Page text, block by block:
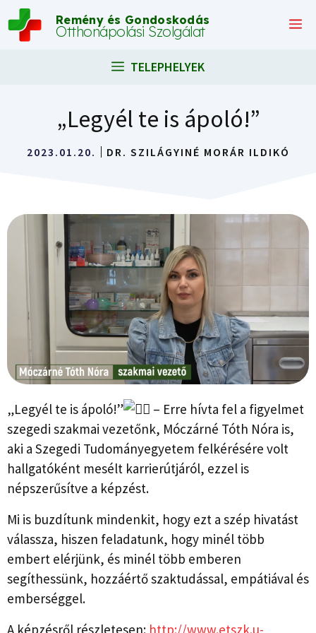
Kilépés
Remény és Gondoskodás
Otthonápolási Szolgálat
TELEPHELYEK
„Legyél te is ápoló!”
2023.01.20. DR. SZILÁGYINÉ MORÁR ILDIKÓ
„Legyél te is ápoló!”
– Erre hívta fel a figyelmet
szegedi szakmai vezetőnk, Móczárné Tóth Nóra is,
aki a Szegedi Tudományegyetem felkérésére volt
hallgatóként mesélt karrierútjáról, ezzel is
népszerűsítve a képzést.
Mi is buzdítunk mindenkit, hogy ezt a szép hivatást
válassza, hiszen feladatunk, hogy minél több
embert elérjünk, és minél több emberen
segíthessünk, hozzáértő szaktudással, empátiával és
emberséggel.
A képzésről részletesen: http://www.etszk.u-